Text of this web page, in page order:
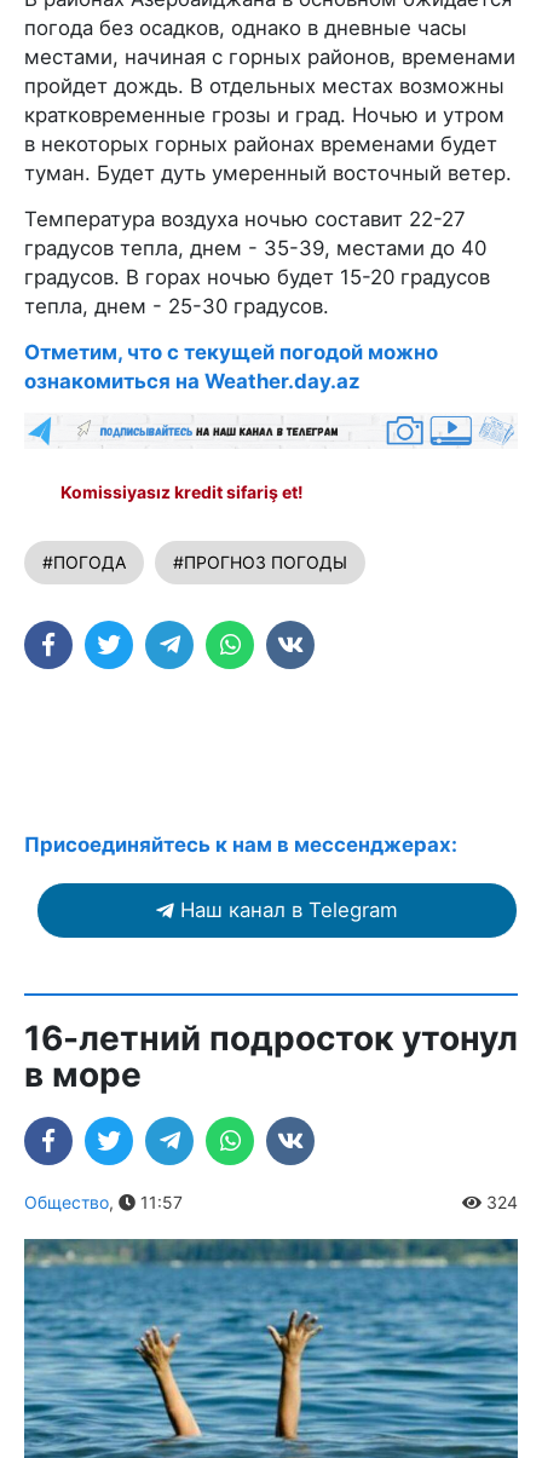
погода без осадков, однако в дневные часы
местами, начиная с горных районов, временами
пройдет дождь. В отдельных местах возможны
кратковременные грозы и град. Ночью и утром
в некоторых горных районах временами будет
туман. Будет дуть умеренный восточный ветер.
Температура воздуха ночью составит 22-27
градусов тепла, днем - 35-39, местами до 40
градусов. В горах ночью будет 15-20 градусов
тепла, днем - 25-30 градусов.
Отметим, что с текущей погодой можно
ознакомиться на Weather.day.az
Komissiyasız kredit sifariş et!
#ПОГОДА #ПРОГНОЗ ПОГОДЫ
Присоединяйтесь к нам в мессенджерах:
Наш канал в Telegram
16-летний подросток утонул
в море
Общество, 11:57 324